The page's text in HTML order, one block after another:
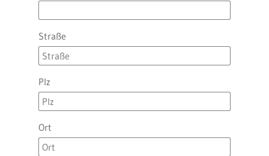
Straße
Plz
Ort